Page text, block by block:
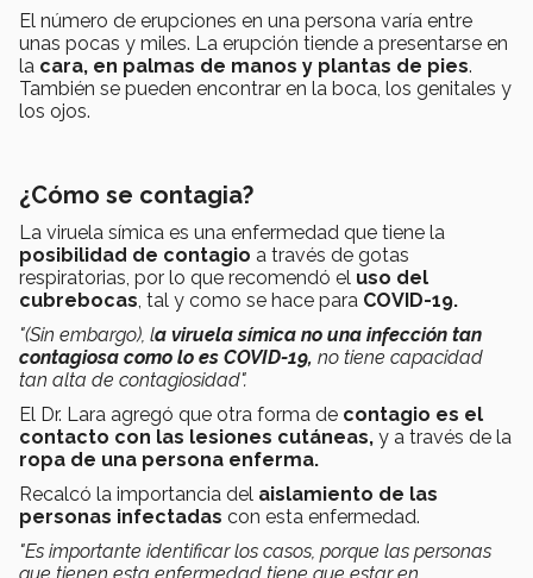
El número de erupciones en una persona varía entre
unas pocas y miles. La erupción tiende a presentarse en
la cara, en palmas de manos y plantas de pies.
También se pueden encontrar en la boca, los genitales y
los ojos.
¿Cómo se contagia?
La viruela símica es una enfermedad que tiene la
posibilidad de contagio a través de gotas
respiratorias, por lo que recomendó el uso del
cubrebocas, tal y como se hace para COVID-19.
"(Sin embargo), la viruela símica no una infección tan
contagiosa como lo es COVID-19, no tiene capacidad
tan alta de contagiosidad".
El Dr. Lara agregó que otra forma de contagio es el
contacto con las lesiones cutáneas, y a través de la
ropa de una persona enferma.
Recalcó la importancia del aislamiento de las
personas infectadas con esta enfermedad.
"Es importante identificar los casos, porque las personas